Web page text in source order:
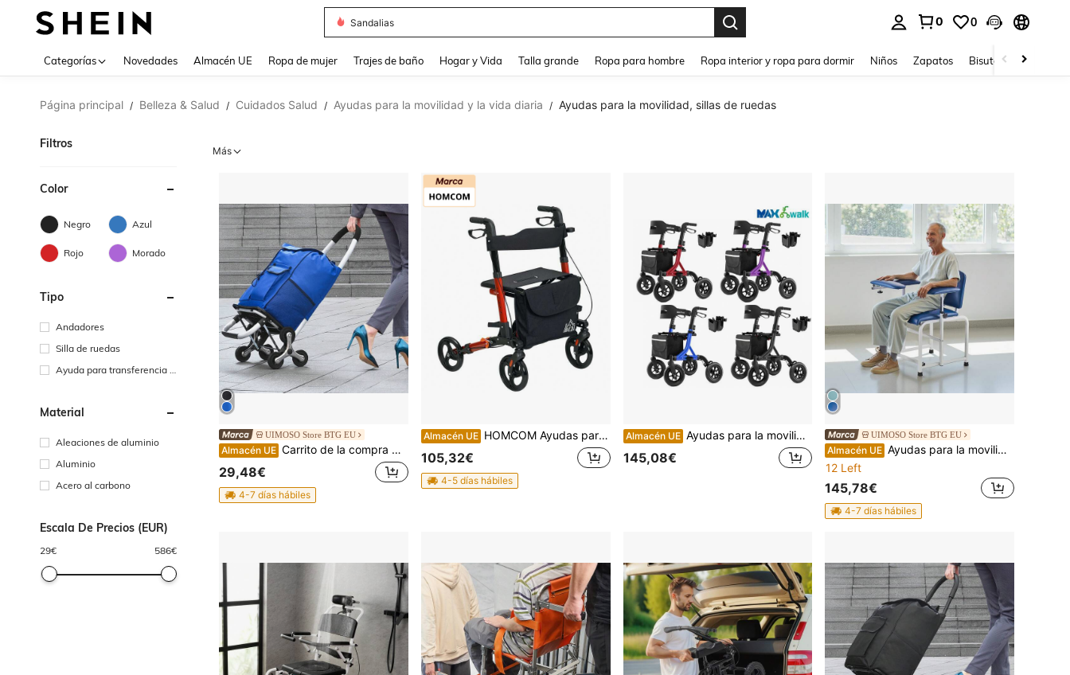
Sandalias
0 0
Categorías Novedades Almacén UE Ropa de mujer Trajes de baño Hogar y Vida Talla grande Ropa para hombre Ropa interior y ropa para dormir Niños Zapatos Bisutería Y
Página principal / Belleza & Salud / Cuidados Salud / Ayudas para la movilidad y la vida diaria / Ayudas para la movilidad, sillas de ruedas
Filtros
Color
Negro Azul
Rojo Morado
Tipo
Andadores
Silla de ruedas
Ayuda para transferencia c
Material
Aleaciones de aluminio
Aluminio
Acero al carbono
Escala De Precios (EUR)
29€ 586€
Más
UIMOSO Store BTG EU
Almacén UE Carrito de la compra plegable, 445 x 375 x 990 mm, carretilla de mano para subir escaleras con 6 ruedas, bolsa de almacenamiento de tela Oxford, para compras, oficina, mudanzas, transporte, uso exterior, lavandería.
29,48€
4-7 días hábiles
Almacén UE HOMCOM Ayudas para la movilidad, sillas de ruedas
105,32€
4-5 días hábiles
Almacén UE Ayudas para la movilidad, sillas de ruedas
145,08€
UIMOSO Store BTG EU
Almacén UE Ayudas para la movilidad, sillas de ruedas
12 Left
145,78€
4-7 días hábiles